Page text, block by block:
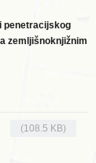
penetracijskog
zemljišnoknjižnim
(108.5 KB)